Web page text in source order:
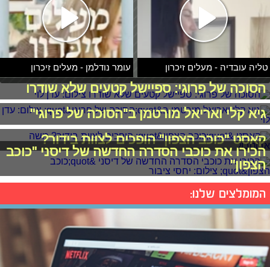
טליה עובדיה - מעלים זיכרון עומר נודלמן - מעלים זיכרון
הסוכה של פרוגי: ספיישל קטעים שלא שודרו
גיא קלי ואריאל מורטמן ב"הסוכה של פרוגי"
קאסט "כוכב הצפון" הופכים לצוות בידור?
הכירו את כוכבי הסדרה החדשה של דיסני "כוכב
הצפון"
המומלצים שלנו: